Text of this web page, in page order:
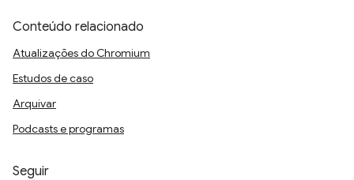
Conteúdo relacionado
Atualizações do Chromium
Estudos de caso
Arquivar
Podcasts e programas
Seguir